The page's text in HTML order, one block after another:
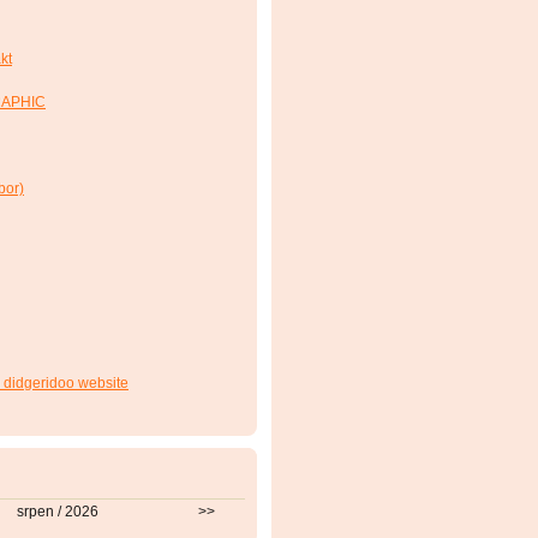
website
srpen / 2026 >>